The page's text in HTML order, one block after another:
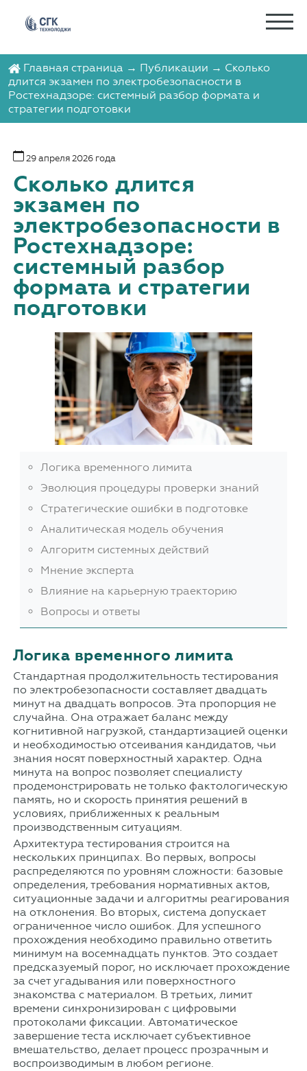
Главная страница → Публикации → Сколько
длится экзамен по электробезопасности в
Ростехнадзоре: системный разбор формата и
стратегии подготовки
29 апреля 2026 года
Сколько длится
экзамен по
электробезопасности в
Ростехнадзоре:
системный разбор
формата и стратегии
подготовки
Логика временного лимита
Эволюция процедуры проверки знаний
Стратегические ошибки в подготовке
Аналитическая модель обучения
Алгоритм системных действий
Мнение эксперта
Влияние на карьерную траекторию
Вопросы и ответы
Логика временного лимита
Стандартная продолжительность тестирования
по электробезопасности составляет двадцать
минут на двадцать вопросов. Эта пропорция не
случайна. Она отражает баланс между
когнитивной нагрузкой, стандартизацией оценки
и необходимостью отсеивания кандидатов, чьи
знания носят поверхностный характер. Одна
минута на вопрос позволяет специалисту
продемонстрировать не только фактологическую
память, но и скорость принятия решений в
условиях, приближенных к реальным
производственным ситуациям.
Архитектура тестирования строится на
нескольких принципах. Во первых, вопросы
распределяются по уровням сложности: базовые
определения, требования нормативных актов,
ситуационные задачи и алгоритмы реагирования
на отклонения. Во вторых, система допускает
ограниченное число ошибок. Для успешного
прохождения необходимо правильно ответить
минимум на восемнадцать пунктов. Это создает
предсказуемый порог, но исключает прохождение
за счет угадывания или поверхностного
знакомства с материалом. В третьих, лимит
времени синхронизирован с цифровыми
протоколами фиксации. Автоматическое
завершение теста исключает субъективное
вмешательство, делает процесс прозрачным и
воспроизводимым в любом регионе.